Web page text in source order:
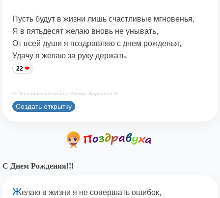
Пусть будут в жизни лишь счастливые мгновенья,
Я в пятьдесят желаю вновь не унывать,
От всей души я поздравляю с днем рожденья,
Удачу я желаю за руку держать.
22
© Принадлежит сайту. Автор: Берсанов М.
Создать открытку
С Днем Рождения!!!
Желаю в жизни я не совершать ошибок,